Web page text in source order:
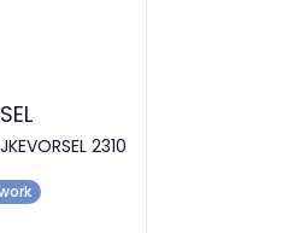
2310